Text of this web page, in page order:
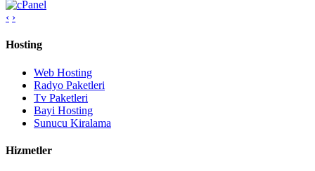
‹ ›
Hosting
Web Hosting
Radyo Paketleri
Tv Paketleri
Bayi Hosting
Sunucu Kiralama
Hizmetler